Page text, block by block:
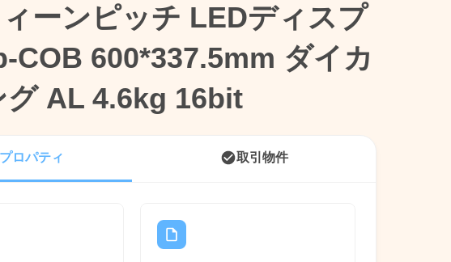
ーンピッチ LEDディスプ
COB 600*337.5mm ダイカ
グ AL 4.6kg 16bit
ーンピッチ LEDディスプ
COB 600*337.5mm ダイカ
グ AL 4.6kg 16bit
ロパティ 取引物件